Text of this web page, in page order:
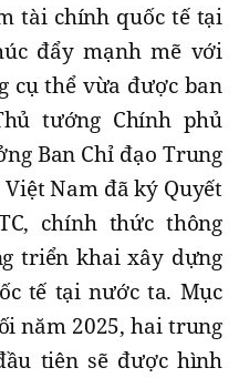
tài chính quốc tế tại
đẩy mạnh mẽ với
cụ thể vừa được ban
tướng Chính phủ
Ban Chỉ đạo Trung
Nam đã ký Quyết
chính thức thông
triển khai xây dựng
tế tại nước ta. Mục
năm 2025, hai trung
tiên sẽ được hình